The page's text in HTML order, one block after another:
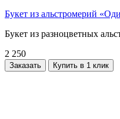
Букет из альстромерий
Букет из разноцветных
2 250
Заказать Купить в 1 клик